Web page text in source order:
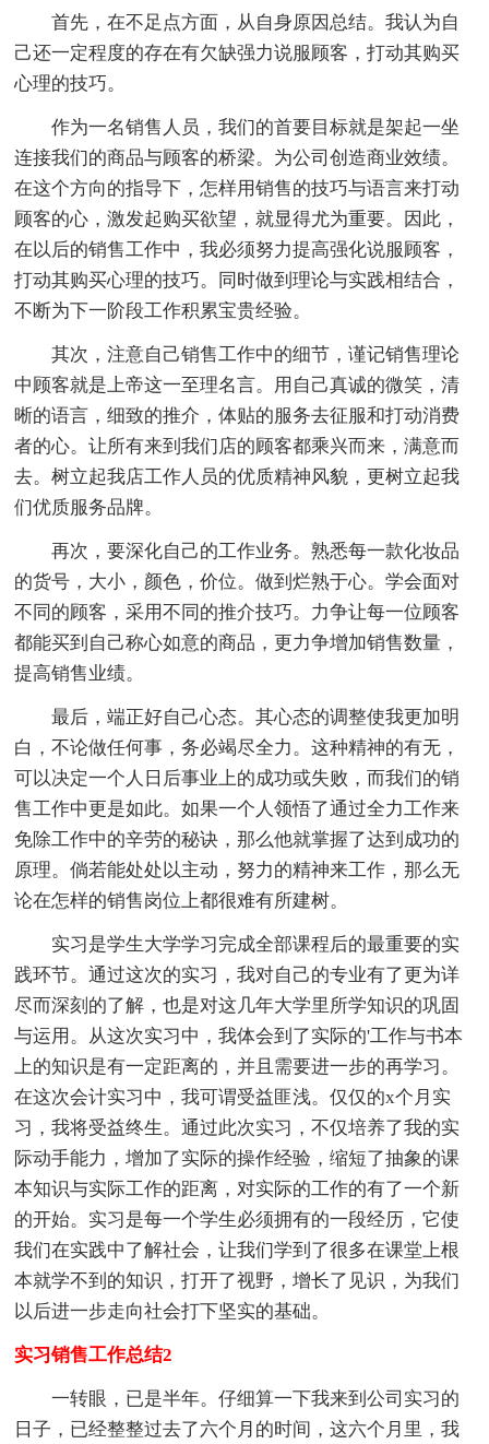
首先，在不足点方面，从自身原因总结。我认为自
己还一定程度的存在有欠缺强力说服顾客，打动其购买
心理的技巧。
作为一名销售人员，我们的首要目标就是架起一坐
连接我们的商品与顾客的桥梁。为公司创造商业效绩。
在这个方向的指导下，怎样用销售的技巧与语言来打动
顾客的心，激发起购买欲望，就显得尤为重要。因此，
在以后的销售工作中，我必须努力提高强化说服顾客，
打动其购买心理的技巧。同时做到理论与实践相结合，
不断为下一阶段工作积累宝贵经验。
其次，注意自己销售工作中的细节，谨记销售理论
中顾客就是上帝这一至理名言。用自己真诚的微笑，清
晰的语言，细致的推介，体贴的服务去征服和打动消费
者的心。让所有来到我们店的顾客都乘兴而来，满意而
去。树立起我店工作人员的优质精神风貌，更树立起我
们优质服务品牌。
再次，要深化自己的工作业务。熟悉每一款化妆品
的货号，大小，颜色，价位。做到烂熟于心。学会面对
不同的顾客，采用不同的推介技巧。力争让每一位顾客
都能买到自己称心如意的商品，更力争增加销售数量，
提高销售业绩。
最后，端正好自己心态。其心态的调整使我更加明
白，不论做任何事，务必竭尽全力。这种精神的有无，
可以决定一个人日后事业上的成功或失败，而我们的销
售工作中更是如此。如果一个人领悟了通过全力工作来
免除工作中的辛劳的秘诀，那么他就掌握了达到成功的
原理。倘若能处处以主动，努力的精神来工作，那么无
论在怎样的销售岗位上都很难有所建树。
实习是学生大学学习完成全部课程后的最重要的实
践环节。通过这次的实习，我对自己的专业有了更为详
尽而深刻的了解，也是对这几年大学里所学知识的巩固
与运用。从这次实习中，我体会到了实际的'工作与书本
上的知识是有一定距离的，并且需要进一步的再学习。
在这次会计实习中，我可谓受益匪浅。仅仅的x个月实
习，我将受益终生。通过此次实习，不仅培养了我的实
际动手能力，增加了实际的操作经验，缩短了抽象的课
本知识与实际工作的距离，对实际的工作的有了一个新
的开始。实习是每一个学生必须拥有的一段经历，它使
我们在实践中了解社会，让我们学到了很多在课堂上根
本就学不到的知识，打开了视野，增长了见识，为我们
以后进一步走向社会打下坚实的基础。
实习销售工作总结2
一转眼，已是半年。仔细算一下我来到公司实习的
日子，已经整整过去了六个月的时间，这六个月里，我